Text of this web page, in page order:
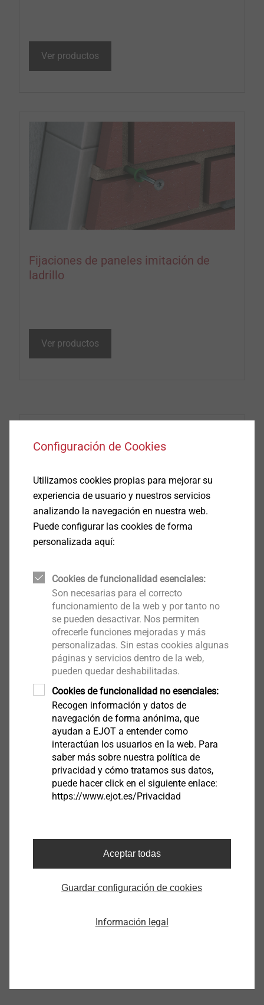
Ver productos
Fijaciones de paneles imitación de
ladrillo
Ver productos
Ver productos
Fijaciones para aplicaciones
Ver productos
Configuración de Cookies
Utilizamos cookies propias para mejorar su
experiencia de usuario y nuestros servicios
analizando la navegación en nuestra web.
Puede configurar las cookies de forma
personalizada aquí:
Cookies de funcionalidad esenciales:
Son necesarias para el correcto
funcionamiento de la web y por tanto no
se pueden desactivar. Nos permiten
ofrecerle funciones mejoradas y más
personalizadas. Sin estas cookies algunas
páginas y servicios dentro de la web,
pueden quedar deshabilitadas.
Cookies de funcionalidad no esenciales:
Recogen información y datos de
navegación de forma anónima, que
ayudan a EJOT a entender como
interactúan los usuarios en la web. Para
saber más sobre nuestra política de
privacidad y cómo tratamos sus datos,
puede hacer click en el siguiente enlace:
https://www.ejot.es/Privacidad
Aceptar todas
Guardar configuración de cookies
Información legal